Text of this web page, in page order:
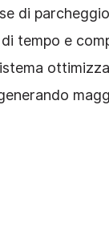
di
tempo e